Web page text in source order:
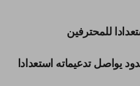
للمحترفين
يواصل تدعيماته استعدادا